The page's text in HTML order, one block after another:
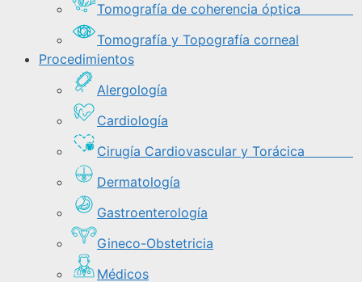
Tomografía de coherencia óptica
Tomografía y Topografía corneal
Procedimientos
Alergología
Cardiología
Cirugía Cardiovascular y Torácica
Dermatología
Gastroenterología
Gineco-Obstetricia
Médicos